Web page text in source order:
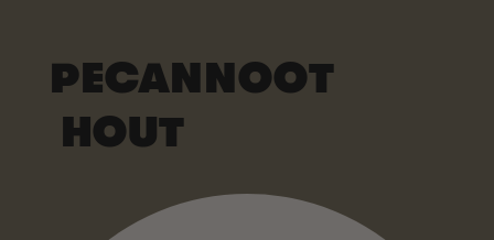
PECANNOOT
HOUT